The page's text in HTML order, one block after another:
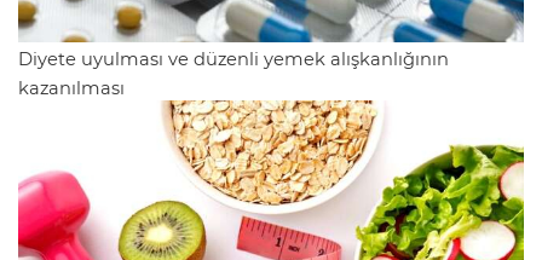
Diyete uyulması ve düzenli yemek alışkanlığının
kazanılması